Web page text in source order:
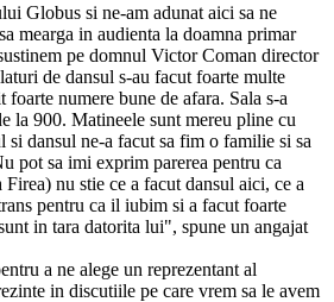
Globus si ne-am adunat aici sa ne
mearga in audienta la doamna primar
pe domnul Victor Coman director
de dansul s-au facut foarte multe
numere bune de afara. Sala s-a
la 900. Matineele sunt mereu pline cu
si dansul ne-a facut sa fim o familie si sa
pot sa imi exprim parerea pentru ca
nu stie ce a facut dansul aici, ce a
pentru ca il iubim si a facut foarte
in tara datorita lui", spune un angajat
a ne alege un reprezentant al
in discutiile pe care vrem sa le avem